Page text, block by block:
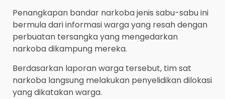
Penangkapan bandar narkoba jenis sabu-sabu ini
bermula dari informasi warga yang resah dengan
perbuatan tersangka yang mengedarkan
narkoba dikampung mereka.
Berdasarkan laporan warga tersebut, tim sat
narkoba langsung melakukan penyelidikan dilokasi
yang dikatakan warga.